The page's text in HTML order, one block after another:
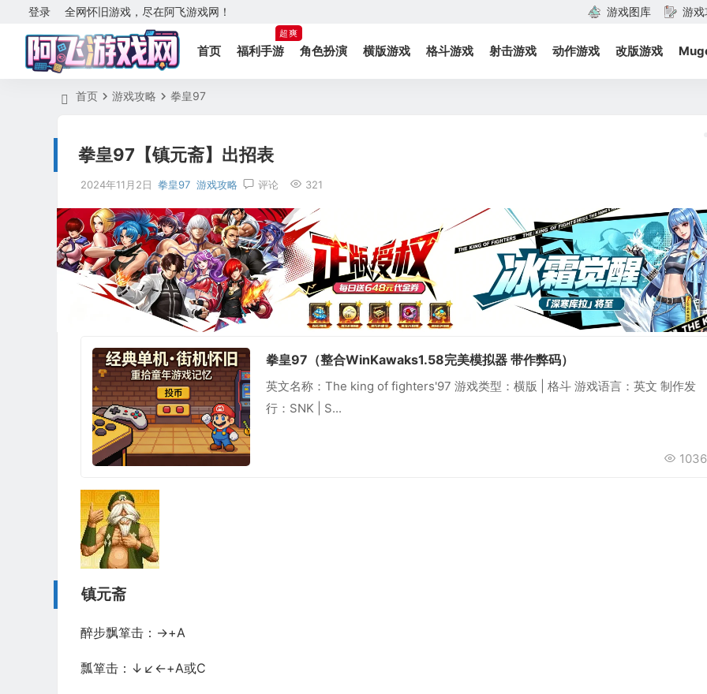
全网怀旧游戏，尽在阿飞游戏网！
登录 游戏图库 游
首页 福利手游
超爽
角色扮演 横版游戏 格斗游戏 射击游戏 动作游戏 改版游戏
首页 游戏攻略 拳皇97
拳皇97【镇元斋】出招表
2024年11月2日 拳皇97 游戏攻略 评论 321
拳皇97（整合WinKawaks1.58完美模拟器 带作弊码）
英文名称：The king of fighters'97 游戏类型：横版 | 格斗 游戏语言：英文 制作发
行：SNK | S...
1036
镇元斋
醉步飘箪击：→+A
瓢箪击：↓↙←+A或C